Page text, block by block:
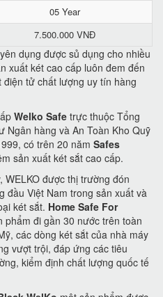
05 Year
7.500.000 VNĐ
dụng được sủ dụng cho nhiều
xuất két cao cấp luôn đem đến
tử chất lượng uy tín hàng
Welko Safe trực thuộc Tổng
Ngân hàng và An Toàn Kho Quỹ
có trên 20 năm Safes
sản xuất két sắt cao cấp.
WELKO được thị trường đón
đầu Việt Nam trong sản xuất và
két sắt. Home Safe For
phẩm đi gần 30 nước trên toàn
các dòng két sắt của nhà máy
vượt trội, đáp ứng các tiêu
kiểm định chất lượng quốc tế